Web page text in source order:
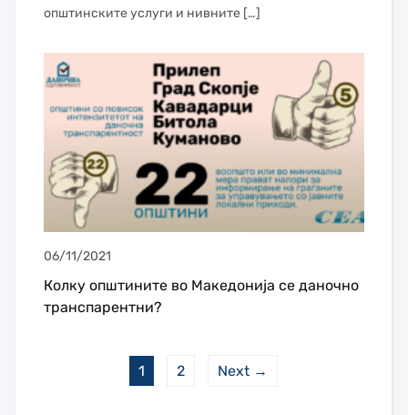
општинските услуги и нивните […]
06/11/2021
Колку општините во Македонија се даночно
транспарентни?
1 2 Next →